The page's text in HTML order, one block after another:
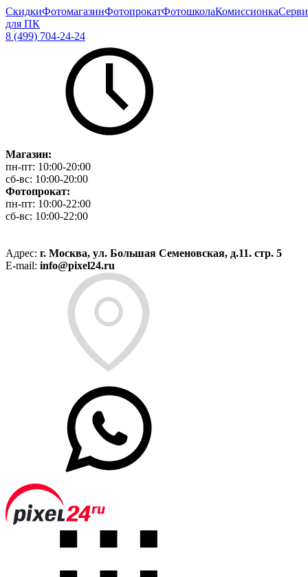
СкидкиФотомагазинФотопрокатФотошколаКомиссионка
для ПК
8 (499) 704-24-24
Магазин:
пн-пт: 10:00-20:00
сб-вс: 10:00-20:00
Фотопрокат:
пн-пт: 10:00-22:00
сб-вс: 10:00-22:00
Адрес: г. Москва, ул. Большая Семеновская, д.11. стр. 5
E-mail: info@pixel24.ru